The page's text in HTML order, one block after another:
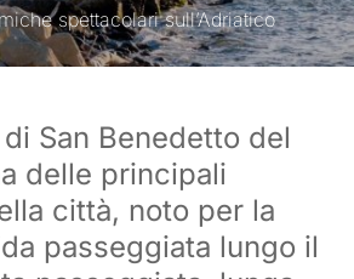
spettacolari sull’Adriatico
San Benedetto del
delle principali
città, noto per la
passeggiata lungo il